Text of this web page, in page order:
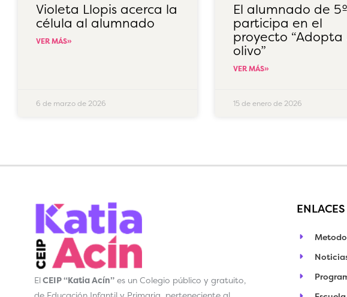
Violeta Llopis acerca la
célula al alumnado
VER MÁS»
6 de marzo de 2026
El alumnado de
participa en el
proyecto “Adopta
olivo”
VER MÁS»
15 de enero de 2026
ElCEIP “Katia Acín” es un Colegio público y gratuito,